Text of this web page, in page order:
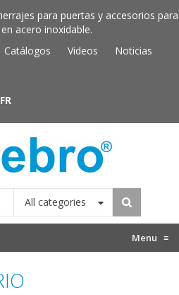
para puertas y accesorios para
acero inoxidable.
Catálogos Videos
Noticias
FR
All categories
Menu ≡